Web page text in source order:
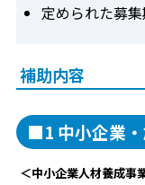
定められた募
補助内容
■1 中小企業
＜中小企業人材養成事